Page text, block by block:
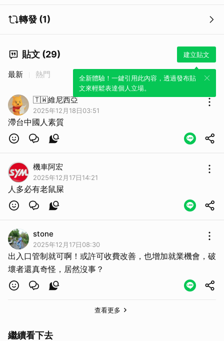
轉發 (1)
貼文 (29) 建立貼文
全新體驗！一鍵引用此內容，透過發布貼
文來輕鬆表達個人立場。
最新 熱門
🇹🇼維尼西亞
2025年12月18日03:51
滯台中國人素質
機車阿宏
2025年12月17日14:21
人多必有老鼠屎
stone
2025年12月17日08:30
出入口管制就可啊！或許可收費改善，也增加就業機會，破
查看更多
繼續看下去